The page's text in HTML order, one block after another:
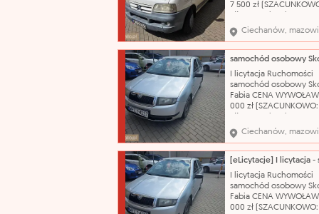
7 500 zł
Samochód dostawczy
Citroën Model: Jumper
nadwozia: bus
silnika: 2800 cm³
olej napędowy Rok
2004 Nr rejestracyjny:
WCI20555
Ciechanów,
I licytacja Ruchomości
samochód osobowy
Fabia CENA
000 zł
Samochód osobowy
Škoda Model: Fabia Typ
nadwozia: hatchback-
Pojemność silnika: 1198
Rodzaj paliwa:
produkcji: 2003
biegów: manualna Nr
Ciechanów,
I licytacja Ruchomości
samochód osobowy
Fabia CENA
000 zł